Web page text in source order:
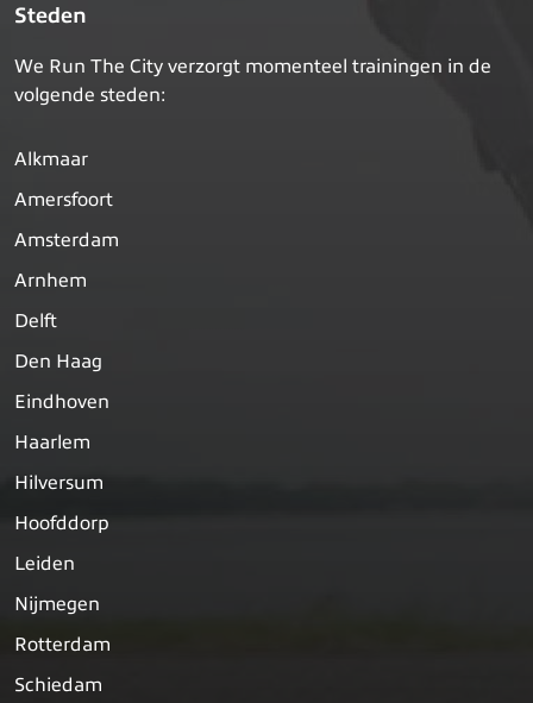
Steden
We Run The City verzorgt momenteel trainingen in de
volgende steden:
Alkmaar
Amersfoort
Amsterdam
Arnhem
Delft
Den Haag
Eindhoven
Haarlem
Hilversum
Hoofddorp
Leiden
Nijmegen
Rotterdam
Schiedam